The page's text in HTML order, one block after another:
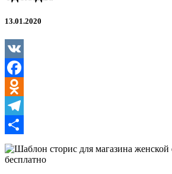
женской
13.01.2020
VK
Facebook
Odnoklassniki
Telegram
Отправить